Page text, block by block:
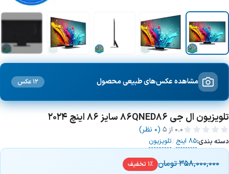
مشاهده عکس‌های طبیعی محصول 12 عکس
تلویزیون ال جی 86QNED86 سایز 86 اینچ 2024
0.0 از ۵ (0 نظر)
دسته بندی:85 اینج /تلویزیون
358,000,000تومان 1% تخفیف